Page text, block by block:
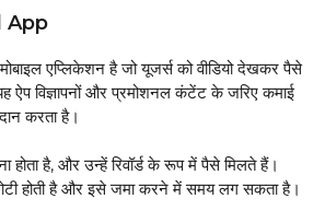
App
एप्लिकेशन है जो यूजर्स को वीडियो देखकर पैसे
ऐप विज्ञापनों और प्रमोशनल कंटेंट के जरिए कमाई
करता है।
होता है, और उन्हें रिवॉर्ड के रूप में पैसे मिलते हैं।
होती है और इसे जमा करने में समय लग सकता है।